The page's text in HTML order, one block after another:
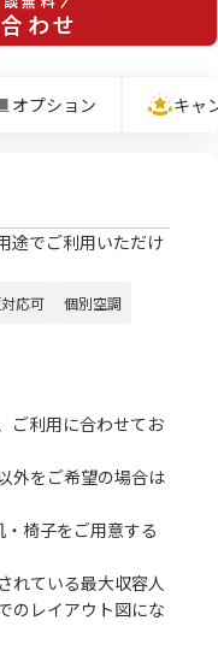
わせ
オプション キャ
途でご利用いただけ
応可 個別空調
ご利用に合わせてお
外をご希望の場合は
椅子をご用意する
れている最大収容人
のレイアウト図にな